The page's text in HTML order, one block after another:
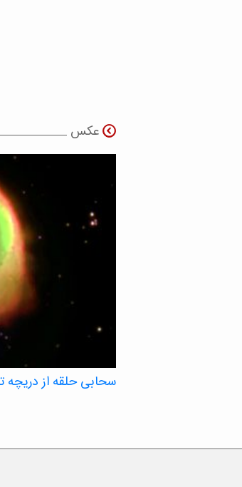
عکس
سحابی حلقه از دریچه